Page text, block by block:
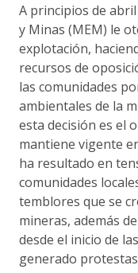
A principios de
y Minas (MEM) le
explotación,
recursos de
las comunidades
ambientales de la
esta decisión es el
mantiene vigente
ha resultado en
comunidades
temblores que se
mineras, además
desde el inicio de
generado